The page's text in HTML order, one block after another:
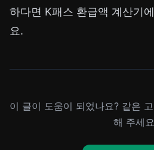
하다면 K패스 환급액 계산기
요.
이 글이 도움이 되었나요? 같은
해 주세요